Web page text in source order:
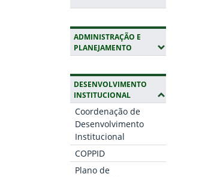
ADMINISTRAÇÃO E
PLANEJAMENTO (EXPANDIR SUBMENUS)
DESENVOLVIMENTO
INSTITUCIONAL(OCULTAR SUBMENUS)
Coordenação de
Desenvolvimento
Institucional
COPPID
Plano de